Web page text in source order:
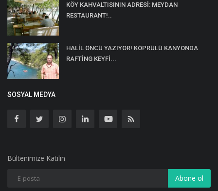
KÖY KAHVALTISININ ADRESİ: MEYDAN
RESTAURANT!..
HALİL ÖNCÜ YAZIYOR! KÖPRÜLÜ KANYONDA
RAFTİNG KEYFİ...
SOSYAL MEDYA
Bültenimize Katılın
Abone ol